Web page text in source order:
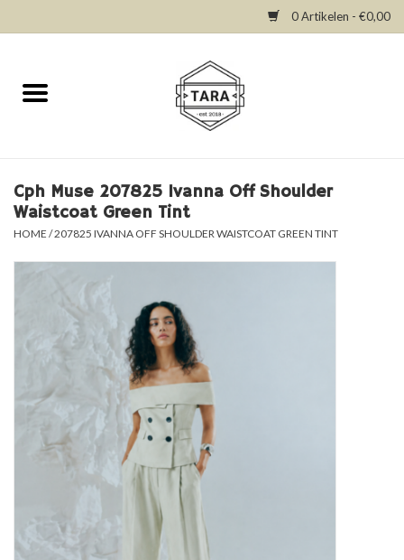
0 Artikelen - €0,00
Home
Dresses
Tops
Accessories
TARA TUESDAY
Cph Muse 207825 Ivanna Off Shoulder
Waistcoat Green Tint
HOME /207825 IVANNA OFF SHOULDER WAISTCOAT GREEN TINT